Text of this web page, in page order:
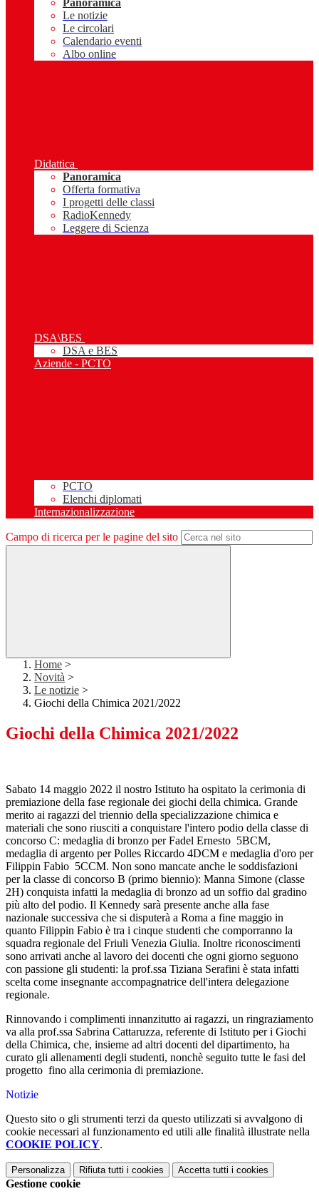
Panoramica
Le notizie
Le circolari
Calendario eventi
Albo online
Didattica
Panoramica
Offerta formativa
I progetti delle classi
RadioKennedy
Leggere di Scienza
DSA\BES
DSA e BES
Aziende - PCTO
PCTO
Elenchi diplomati
Internazionalizzazione
Campo di ricerca per le pagine del sito
Home >
Novità >
Le notizie >
Giochi della Chimica 2021/2022
Giochi della Chimica 2021/2022
Sabato 14 maggio 2022 il nostro Istituto ha ospitato la cerimonia di
premiazione della fase regionale dei giochi della chimica. Grande
merito ai ragazzi del triennio della specializzazione chimica e
materiali che sono riusciti a conquistare l'intero podio della classe di
concorso C: medaglia di bronzo per Fadel Ernesto 5BCM,
medaglia di argento per Polles Riccardo 4DCM e medaglia d'oro per
Filippin Fabio 5CCM. Non sono mancate anche le soddisfazioni
per la classe di concorso B (primo biennio): Manna Simone (classe
2H) conquista infatti la medaglia di bronzo ad un soffio dal gradino
più alto del podio. Il Kennedy sarà presente anche alla fase
nazionale successiva che si disputerà a Roma a fine maggio in
quanto Filippin Fabio è tra i cinque studenti che comporranno la
squadra regionale del Friuli Venezia Giulia. Inoltre riconoscimenti
sono arrivati anche al lavoro dei docenti che ogni giorno seguono
con passione gli studenti: la prof.ssa Tiziana Serafini è stata infatti
scelta come insegnante accompagnatrice dell'intera delegazione
regionale.
Rinnovando i complimenti innanzitutto ai ragazzi, un ringraziamento
va alla prof.ssa Sabrina Cattaruzza, referente di Istituto per i Giochi
della Chimica, che, insieme ad altri docenti del dipartimento, ha
curato gli allenamenti degli studenti, nonchè seguito tutte le fasi del
progetto fino alla cerimonia di premiazione.
Notizie
Questo sito o gli strumenti terzi da questo utilizzati si avvalgono di
cookie necessari al funzionamento ed utili alle finalità illustrate nella
COOKIE POLICY.
Personalizza Rifiuta tutti i cookies Accetta tutti i cookies
Gestione cookie